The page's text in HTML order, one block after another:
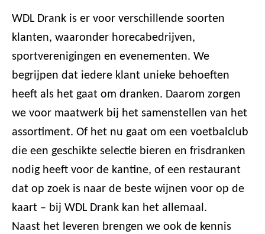
WDL Drank is er voor verschillende soorten
klanten, waaronder horecabedrijven,
sportverenigingen en evenementen. We
begrijpen dat iedere klant unieke behoeften
heeft als het gaat om dranken. Daarom zorgen
we voor maatwerk bij het samenstellen van het
assortiment. Of het nu gaat om een voetbalclub
die een geschikte selectie bieren en frisdranken
nodig heeft voor de kantine, of een restaurant
dat op zoek is naar de beste wijnen voor op de
kaart – bij WDL Drank kan het allemaal.
Naast het leveren brengen we ook de kennis